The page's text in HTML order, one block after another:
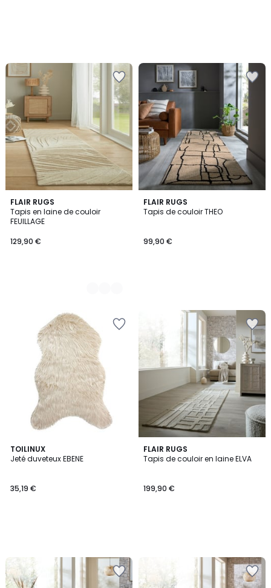
FLAIR RUGS
Tapis en laine de couloir
FEUILLAGE
129,90 €
3
Couleurs
FLAIR RUGS
Tapis de couloir THEO
99,90 €
TOILINUX
Jeté duveteux EBENE
35,19 €
FLAIR RUGS
Tapis de couloir en laine ELVA
199,90 €